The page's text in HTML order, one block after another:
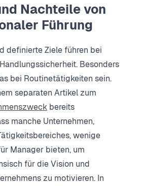
Nachteile von
Führung
definierte Ziele führen bei
Besonders
bei Routinetätigkeiten sein.
separaten Artikel zum
bereits
manche Unternehmen,
wenige
Manager bieten, um
für die Vision und
zu motivieren. In